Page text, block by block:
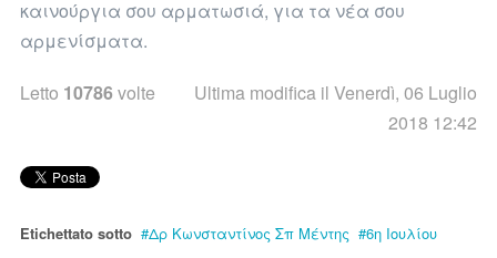
καινούργια σου αρματωσιά, για τα νέα σου
αρμενίσματα.
Letto 10786volte
Ultima modifica il Venerdì, 06 Luglio
2018 12:42
Etichettato sotto Δρ Κωνσταντίνος Σπ Μέντης 6η Ιουλίου